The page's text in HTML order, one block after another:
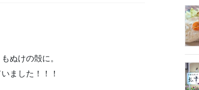
ぬけの殻に。
ました！！！